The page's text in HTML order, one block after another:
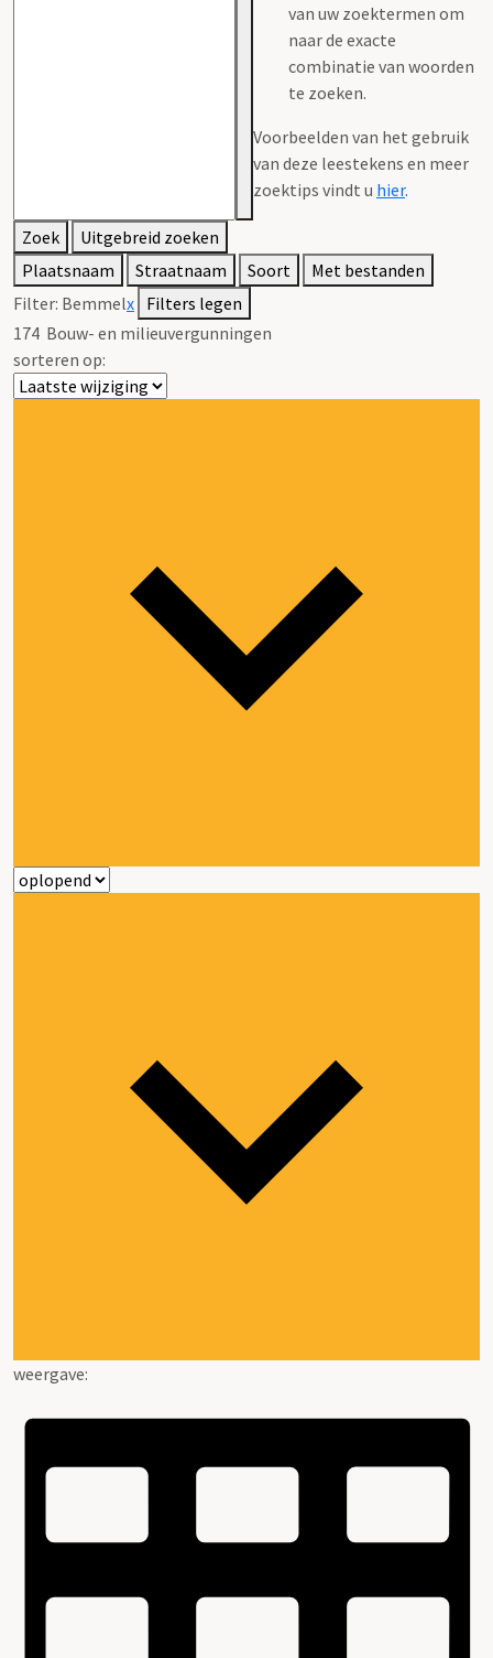
van uw zoektermen om
naar de exacte
combinatie van woorden
te zoeken.
Voorbeelden van het gebruik
van deze leestekens en meer
zoektips vindt u hier.
Zoek
Uitgebreid zoeken
Plaatsnaam
Straatnaam Soort
Met bestanden
Filter: Bemmelx Filters legen
174 Bouw- en milieuvergunningen
sorteren op:
weergave: